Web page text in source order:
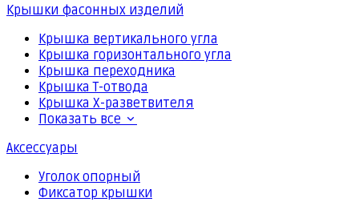
Крышки фасонных изделий
Крышка вертикального угла
Крышка горизонтального угла
Крышка переходника
Крышка Т-отвода
Крышка Х-разветвителя
Показать все
Аксессуары
Уголок опорный
Фиксатор крышки